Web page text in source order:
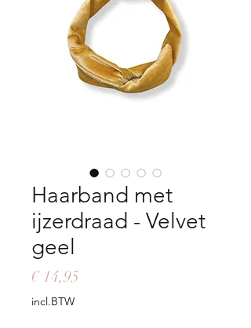
Haarband met
ijzerdraad - Velvet
geel
€ 14,95
incl.BTW